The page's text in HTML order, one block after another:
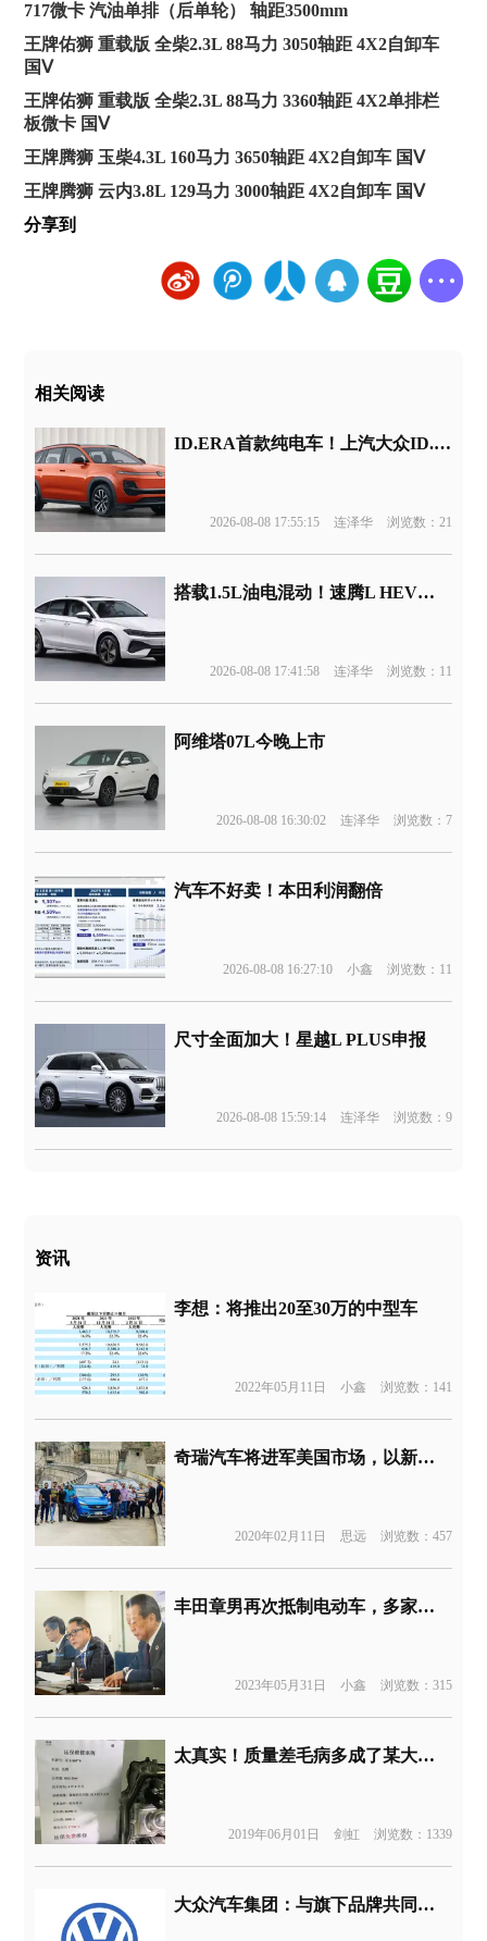
717微卡 汽油单排（后单轮） 轴距3500mm
王牌佑狮 重载版 全柴2.3L 88马力 3050轴距 4X2自卸车
国Ⅴ
王牌佑狮 重载版 全柴2.3L 88马力 3360轴距 4X2单排栏
板微卡 国Ⅴ
王牌腾狮 玉柴4.3L 160马力 3650轴距 4X2自卸车 国Ⅴ
王牌腾狮 云内3.8L 129马力 3000轴距 4X2自卸车 国Ⅴ
分享到
相关阅读
ID.ERA首款纯电车！上汽大众ID.ERA 5X官图发布
2026-08-08 17:55:15 连泽华 浏览数：21
搭载1.5L油电混动！速腾L HEV版申报
2026-08-08 17:41:58 连泽华 浏览数：11
阿维塔07L今晚上市
2026-08-08 16:30:02 连泽华 浏览数：7
汽车不好卖！本田利润翻倍
2026-08-08 16:27:10 小鑫 浏览数：11
尺寸全面加大！星越L PLUS申报
2026-08-08 15:59:14 连泽华 浏览数：9
资讯
李想：将推出20至30万的中型车
2022年05月11日 小鑫 浏览数：141
奇瑞汽车将进军美国市场，以新品牌上市销售
2020年02月11日 思远 浏览数：457
丰田章男再次抵制电动车，多家日系公司站队
2023年05月31日 小鑫 浏览数：315
太真实！质量差毛病多成了某大众4S店值得炫耀的地方
2019年06月01日 剑虹 浏览数：1339
大众汽车集团：与旗下品牌共同捐资1.2亿元人民币